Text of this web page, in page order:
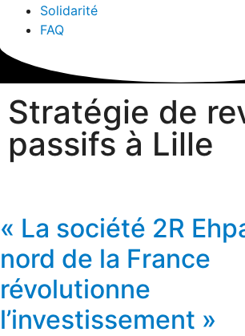
Solidarité
FAQ
Stratégie de
passifs à Lille
« La société 2R
nord de la France
révolutionne
l’investissement »